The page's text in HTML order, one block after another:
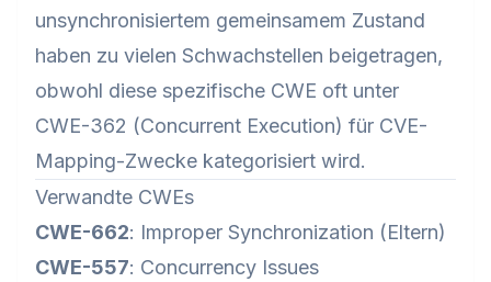
unsynchronisiertem gemeinsamem Zustand
haben zu vielen Schwachstellen beigetragen,
obwohl diese spezifische CWE oft unter
CWE-362 (Concurrent Execution) für CVE-
Mapping-Zwecke kategorisiert wird.
Verwandte CWEs
CWE-662: Improper Synchronization (Eltern)
CWE-557: Concurrency Issues